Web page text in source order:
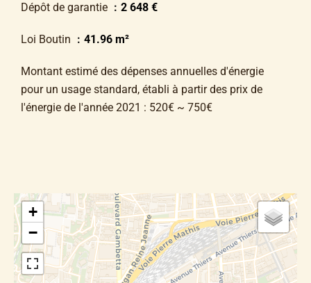
Dépôt de garantie 2 648 €
Loi Boutin 41.96 m²
Montant estimé des dépenses annuelles d'énergie
pour un usage standard, établi à partir des prix de
l'énergie de l'année 2021 : 520€ ~ 750€
+
−